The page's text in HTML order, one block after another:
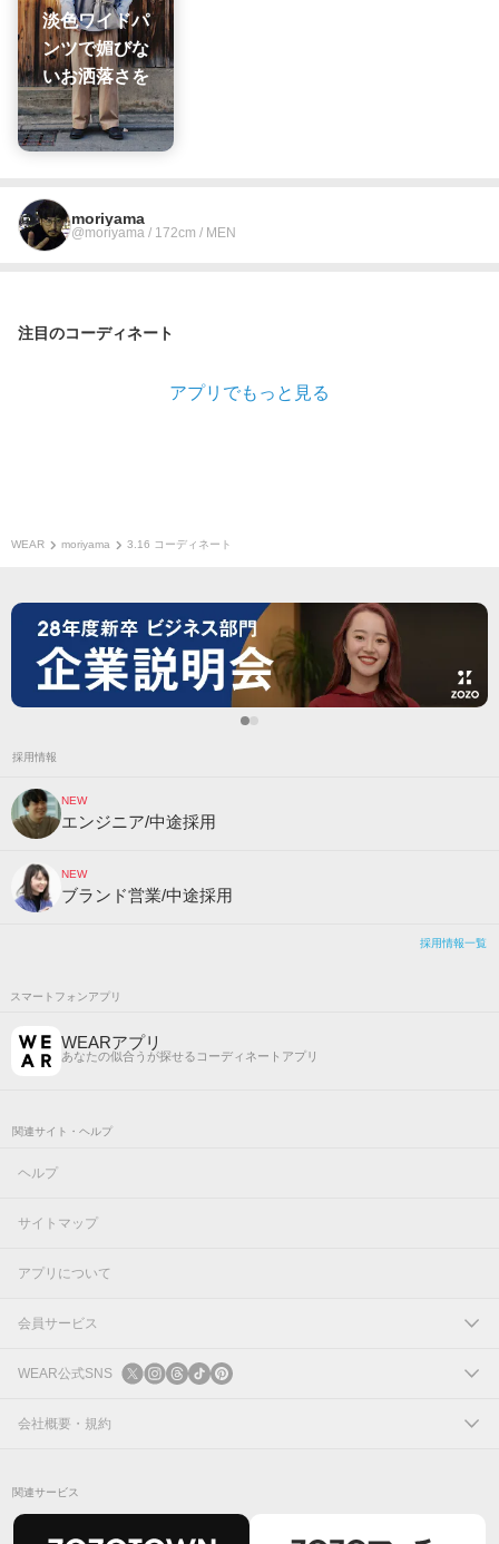
淡色ワイドパ
ンツで媚びな
いお洒落さを
moriyama
@moriyama / 172cm / MEN
注目のコーディネート
アプリでもっと見る
WEAR moriyama 3.16 コーディネート
採用情報
NEW
エンジニア/中途採用
NEW
ブランド営業/中途採用
採用情報一覧
スマートフォンアプリ
WEARアプリ
あなたの似合うが探せるコーディネートアプリ
関連サイト・ヘルプ
ヘルプ
サイトマップ
アプリについて
会員サービス
ログイン
新規会員登録
WEAR公式SNS
X
会社概要・規約
関連サービス